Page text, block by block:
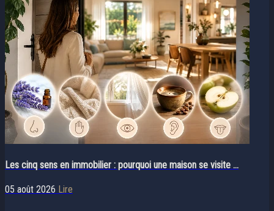
Les cinq sens en immobilier : pourquoi une maison se visite ...
05 août 2026 Lire